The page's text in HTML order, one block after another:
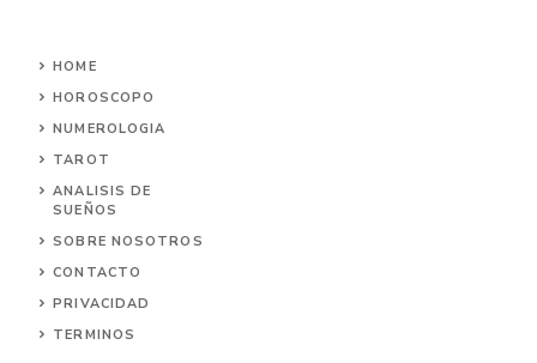
HOME
HOROSCOPO
NUMEROLOGIA
TAROT
ANALISIS DE
SUEÑOS
SOBRE NOSOTROS
CONTACTO
PRIVACIDAD
TERMINOS